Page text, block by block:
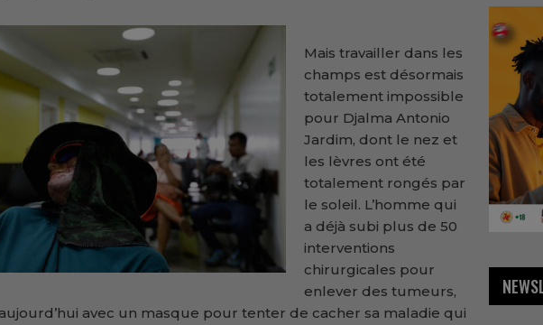
Mais travailler dans les
champs est désormais
totalement impossible
pour Djalma Antonio
Jardim, dont le nez et
les lèvres ont été
totalement rongés par
le soleil. L’homme qui
a déjà subi plus de 50
interventions
chirurgicales pour
enlever des tumeurs,
avec un masque pour tenter de cacher sa maladie qui